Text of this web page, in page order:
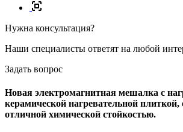
Нужна консультация?
Наши специалисты ответят на любой
Задать вопрос
Новая электромагнитная мешалка с
керамической нагревательной
отличной химической стойкостью.